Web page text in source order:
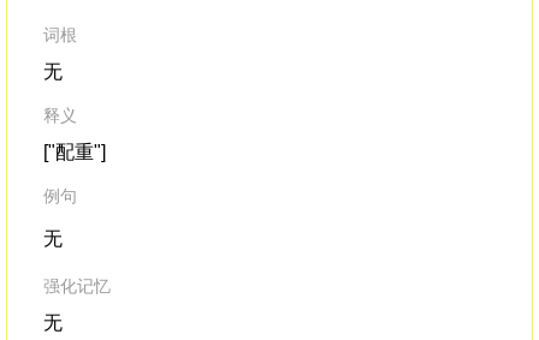
词根
无
释义
["配重"]
例句
无
强化记忆
无